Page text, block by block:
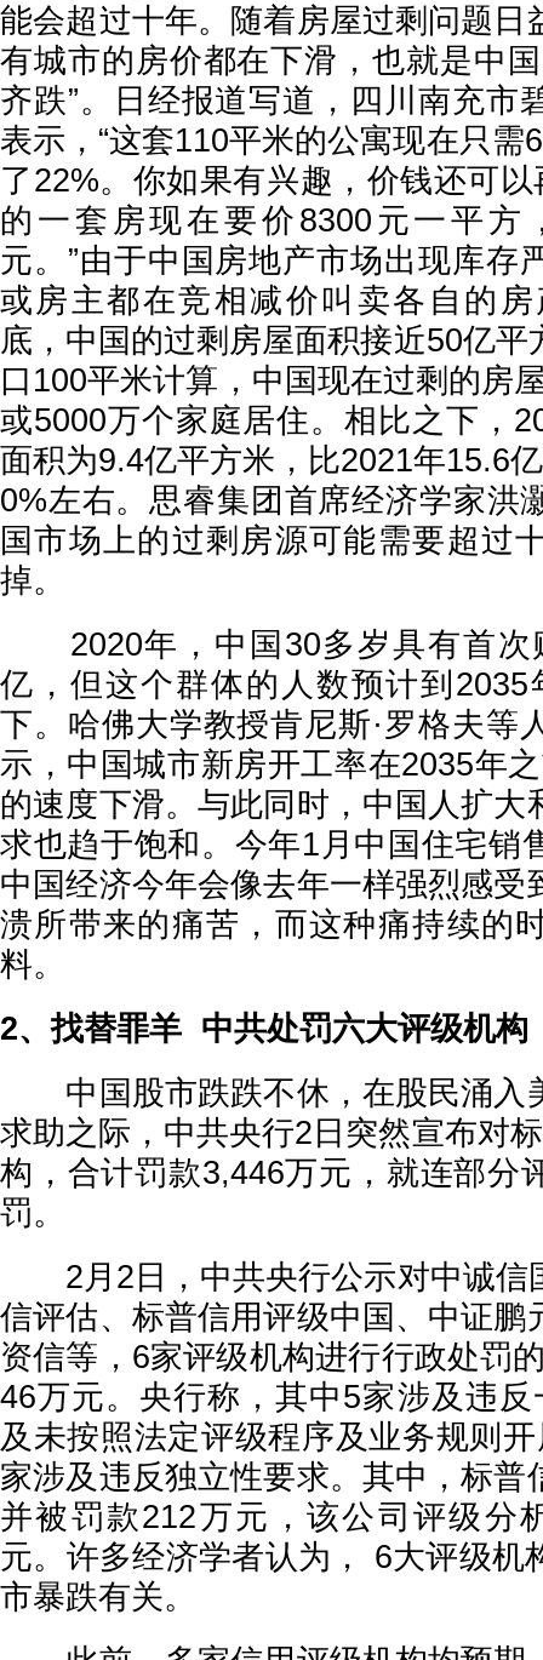
能会超过十年。随着房屋过剩问题日
有城市的房价都在下滑，也就是中
齐跌”。日经报道写道，四川南充市
表示，“这套110平米的公寓现在只需
了22%。你如果有兴趣，价钱还可以
的一套房现在要价8300元一平方
元。”由于中国房地产市场出现库存
或房主都在竞相减价叫卖各自的
底，中国的过剩房屋面积接近50亿平
口100平米计算，中国现在过剩的房
或5000万个家庭居住。相比之下，
面积为9.4亿平方米，比2021年15.6
0%左右。思睿集团首席经济学家洪
国市场上的过剩房源可能需要超过
掉。
2020年，中国30多岁具有首次
亿，但这个群体的人数预计到
下。哈佛大学教授肯尼斯·罗格夫等
示，中国城市新房开工率在2035年
的速度下滑。与此同时，中国人扩大
求也趋于饱和。今年1月中国住宅销
中国经济今年会像去年一样强烈感受
溃所带来的痛苦，而这种痛持续的
料。
2、找替罪羊 中共处罚六大评级机构
中国股市跌跌不休，在股民涌入
求助之际，中共央行2日突然宣布对
构，合计罚款3,446万元，就连部分
罚。
2月2日，中共央行公示对中诚信
信评估、标普信用评级中国、中证鹏
资信等，6家评级机构进行行政处罚
46万元。央行称，其中5家涉及违
及未按照法定评级程序及业务规则
家涉及违反独立性要求。其中，标普
并被罚款212万元，该公司评级分
元。许多经济学者认为， 6大评级机
市暴跌有关。